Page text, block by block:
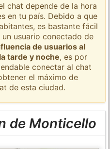
chat depende de la hora
en tu país. Debido a que
es bastante fácil
usuario conectado de
de usuarios al
tarde y noche, es por
conectar al chat
el máximo de
de esta ciudad.
de Monticello